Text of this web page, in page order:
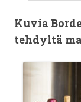
Kuvia
tehdyltä